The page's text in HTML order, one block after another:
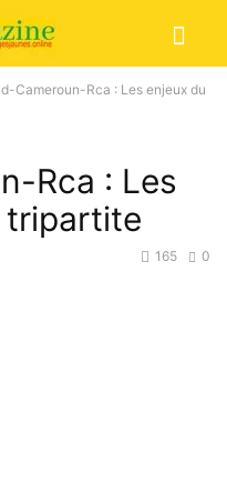
Cameroun-Rca : Les enjeux du
Rca : Les
tripartite
0
165